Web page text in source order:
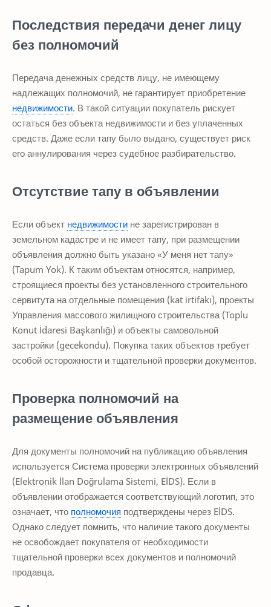
Последствия передачи денег лицу
без полномочий
Передача денежных средств лицу, не имеющему
надлежащих полномочий, не гарантирует приобретение
недвижимости. В такой ситуации покупатель рискует
остаться без объекта недвижимости и без уплаченных
средств. Даже если тапу было выдано, существует риск
его аннулирования через судебное разбирательство.
Отсутствие тапу в объявлении
Если объект недвижимости не зарегистрирован в
земельном кадастре и не имеет тапу, при размещении
объявления должно быть указано «У меня нет тапу»
(Tapum Yok). К таким объектам относятся, например,
строящиеся проекты без установленного строительного
сервитута на отдельные помещения (kat irtifakı), проекты
Управления массового жилищного строительства (Toplu
Konut İdaresi Başkanlığı) и объекты самовольной
застройки (gecekondu). Покупка таких объектов требует
особой осторожности и тщательной проверки документов.
Проверка полномочий на
размещение объявления
Для документы полномочий на публикацию объявления
используется Система проверки электронных объявлений
(Elektronik İlan Doğrulama Sistemi, EİDS). Если в
объявлении отображается соответствующий логотип, это
означает, что полномочия подтверждены через EİDS.
Однако следует помнить, что наличие такого документы
не освобождает покупателя от необходимости
тщательной проверки всех документов и полномочий
продавца.